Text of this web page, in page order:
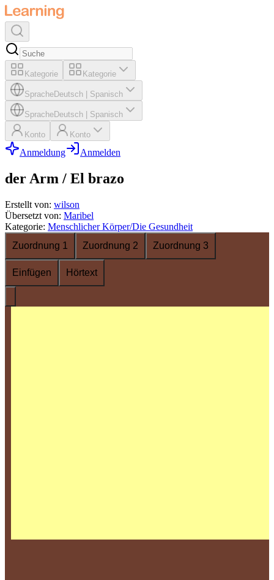
Kategorie Kategorie
SpracheDeutsch Spanisch
SpracheDeutsch Spanisch
Konto Konto
Anmeldung Anmelden
der Arm / El brazo
Erstellt von: wilson
Übersetzt von: Maribel
Kategorie: Menschlicher Körper/Die Gesundheit
Zuordnung 1
Zuordnung 2 Zuordnung 3
Einfügen Hörtext